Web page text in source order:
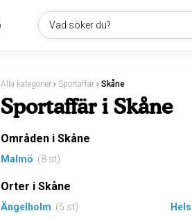
Vad söker du?
Alla kategorier › Sportaffär › Skåne
Sportaffär i Skåne
Områden i Skåne
Malmö (8 st)
Orter i Skåne
Ängelholm (5 st)